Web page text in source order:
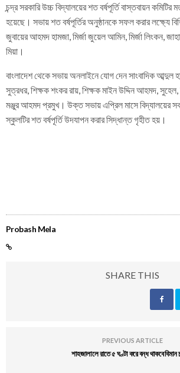
চন্দ্র সরকারি উচ্চ বিদ্যালয়ের শত বর্ষপূর্তি বাস্তবায়ন কমিটির
হয়েছে। সভায় শত বর্ষপূর্তির অনুষ্ঠানকে সফল করার লক্ষ্যে
জুবায়ের আহমদ হামজা, মির্জা জুয়েল আমিন, মির্জা লিংকন,
মিয়া।
বাংলাদেশ থেকে সভায় অনলাইনে যোগ দেন সাংবাদিক আব্দুল
সুত্রধর, শিক্ষক শংকর রায়, শিক্ষক মাইন উদ্দিন আহমদ, সুহেল,
মঞ্জুর আহমদ প্রমুখ। উক্ত সভায় এপ্রিল মাসে বিদ্যালয়ের
স্কুলটির শত বর্ষপূর্তি উদযাপন করার সিদ্ধান্ত গৃহীত হয়।
Probash Mela
SHARE THIS
PREVIOUS ARTICLE
শাহজালালে রাতে ৫ ঘণ্টা করে বন্ধ থাকবে বিমান